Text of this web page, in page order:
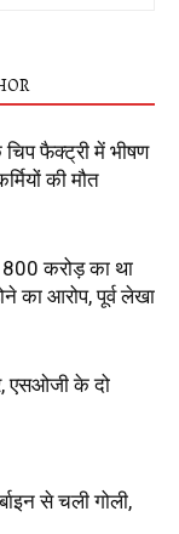
चिप फैक्ट्री में भीषण
की मौत
800 करोड़ का था
का आरोप, पूर्व लेखा
एसओजी के दो
से चली गोली,